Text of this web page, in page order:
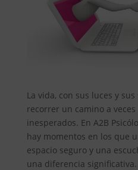
La vida, con sus luces y
recorrer un camino a
inesperados. En A2B
hay momentos en los que
espacio seguro y una
una diferencia